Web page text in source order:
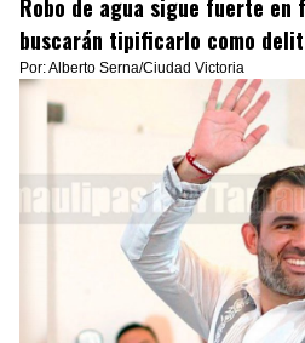
Robo de agua sigue fuerte en
buscarán tipificarlo como
Por: Alberto Serna/Ciudad Victoria